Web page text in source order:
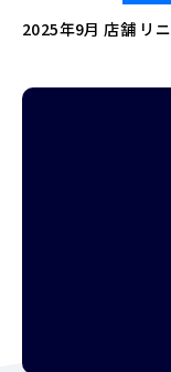
2025年9月 店舗 リ